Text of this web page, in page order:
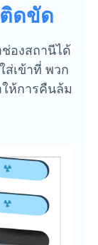
ดขัด
ช่องสถานีได้
ส่เข้าที่ พวก
ห้การคืนล้ม